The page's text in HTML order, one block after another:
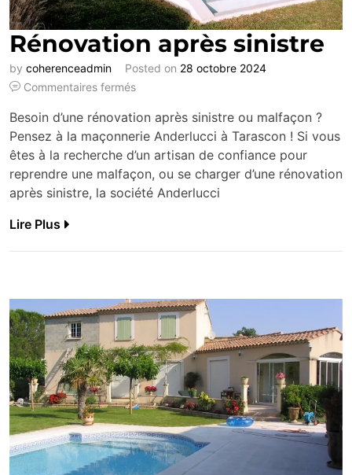
Rénovation après sinistre
by coherenceadmin Posted on 28 octobre 2024
Commentaires fermés
Besoin d’une rénovation après sinistre ou malfaçon ?
Pensez à la maçonnerie Anderlucci à Tarascon ! Si vous
êtes à la recherche d’un artisan de confiance pour
reprendre une malfaçon, ou se charger d’une rénovation
après sinistre, la société Anderlucci
Lire Plus